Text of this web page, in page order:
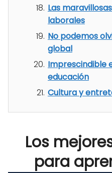
Las
laborales
No podemos
global
Imprescindible
educación
Cultura y
Los
para